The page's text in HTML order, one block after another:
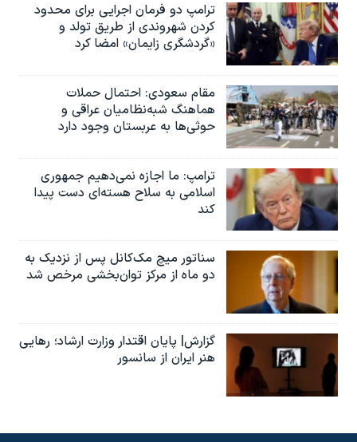
ترامپ دو فرمان اجرایی برای محدود
کردن شهروندی از طریق تولد و
«گردشگری زایمان» امضا کرد
مقام سعودی: احتمال حملات
هماهنگ شبه‌نظامیان عراقی و
حوثی‌ها به عربستان وجود دارد
ترامپ: ما اجازه نمی‌دهیم جمهوری
اسلامی به سلاح هسته‌ای دست پیدا
کند
سناتور میچ مک‌کانل پس از نزدیک به
دو ماه از مرکز توان‌بخشی مرخص شد
گزارش| پایان اقتدار وزارت ارشاد؛ رهایی
هنر ایران از سانسور